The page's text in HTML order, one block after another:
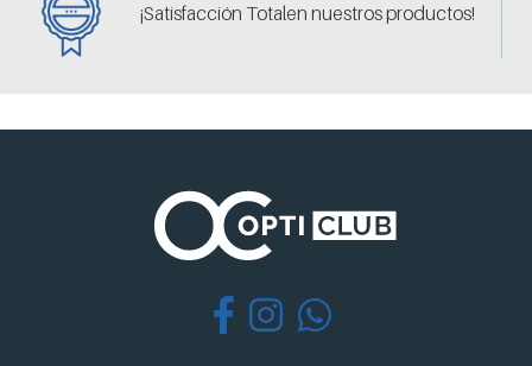
¡Satisfacción Totalen nuestros productos!